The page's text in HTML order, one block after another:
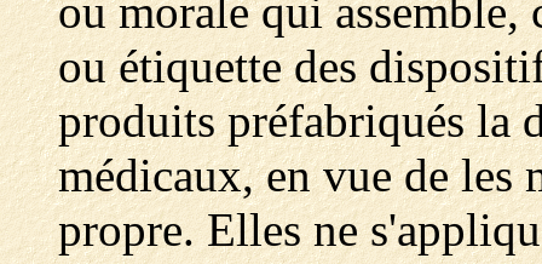
ou morale qui
ou étiquette des
produits préfabriqués la
médicaux, en vue de les
propre. Elles ne